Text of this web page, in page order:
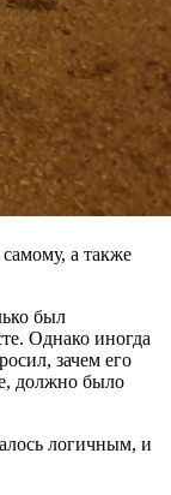
а также
был
Однако иногда
зачем его
должно было
логичным, и